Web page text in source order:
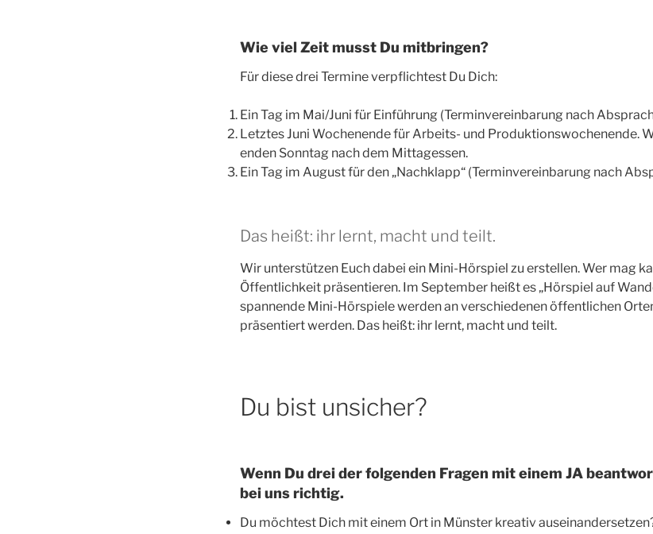
Wie viel Zeit musst Du mitbringen?
Für diese drei Termine verpflichtest Du Dich:
Ein Tag im Mai/Juni für Einführung (Terminvereinbarung nach
Letztes Juni Wochenende für Arbeits- und Produktionswochenende.
enden Sonntag nach dem Mittagessen.
Ein Tag im August für den „Nachklapp“ (Terminvereinbarung nach
Das heißt: ihr lernt, macht und teilt.
Wir unterstützen Euch dabei ein Mini-Hörspiel zu erstellen. Wer mag
Öffentlichkeit präsentieren. Im September heißt es „Hörspiel auf
spannende Mini-Hörspiele werden an verschiedenen öffentlichen
präsentiert werden. Das heißt: ihr lernt, macht und teilt.
Du bist unsicher?
Wenn Du drei der folgenden Fragen mit einem JA
bei uns richtig.
Du möchtest Dich mit einem Ort in Münster kreativ